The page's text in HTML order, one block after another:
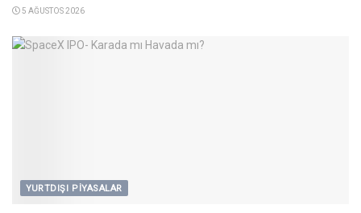
5 AĞUSTOS 2026
YURTDIŞI PIYASALAR